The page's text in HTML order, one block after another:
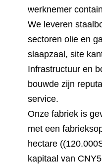
werknemer
We leveren
sectoren olie en
slaapzaal, site
Infrastructuur en
bouwde zijn
service.
Onze fabriek is
met een
hectare
kapitaal van